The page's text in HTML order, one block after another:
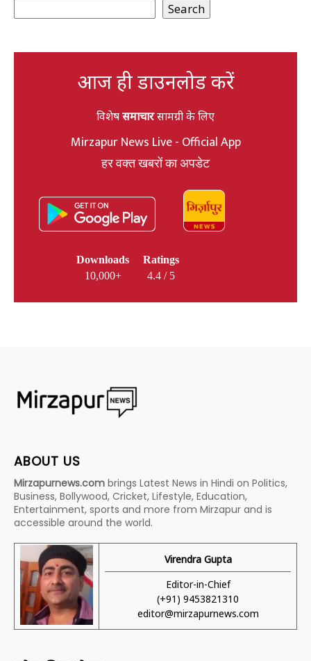
Search
आज ही डाउनलोड करें
विशेषसमाचारसामग्री के लिए
Mirzapur News Live - Official App
हर वक्त खबरों का अपडेट
Downloads
10,000+
Ratings
4.4 / 5
ABOUT US
Mirzapurnews.com brings Latest News in Hindi on Politics,
Business, Bollywood, Cricket, Lifestyle, Education,
Entertainment, sports and more from Mirzapur and is
accessible around the world.
Virendra Gupta
Editor-in-Chief
(+91) 9453821310
editor@mirzapurnews.com